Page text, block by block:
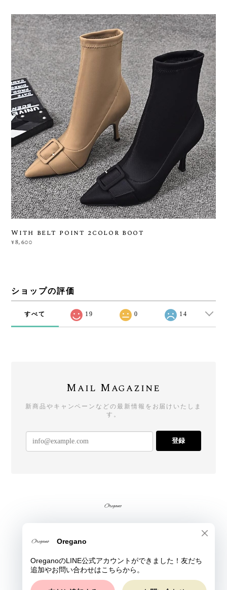
With belt point 2color boot
¥8,600
ショップの評価
すべて 19 0 14
Mail Magazine
新商品やキャンペーンなどの最新情報をお届けいたしま
す。
登録